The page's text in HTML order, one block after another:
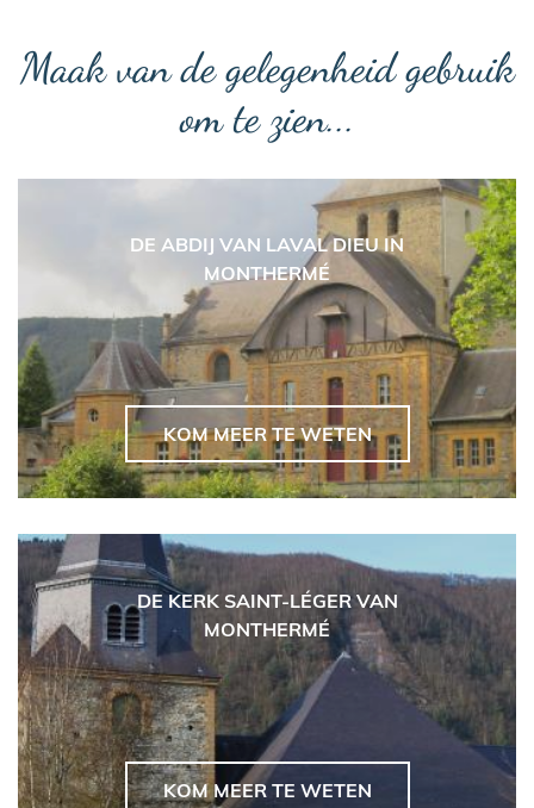
Maak van de gelegenheid gebruik
om te zien...
DE ABDIJ VAN LAVAL DIEU IN
MONTHERMÉ
KOM MEER TE WETEN
DE KERK SAINT-LÉGER VAN
MONTHERMÉ
KOM MEER TE WETEN